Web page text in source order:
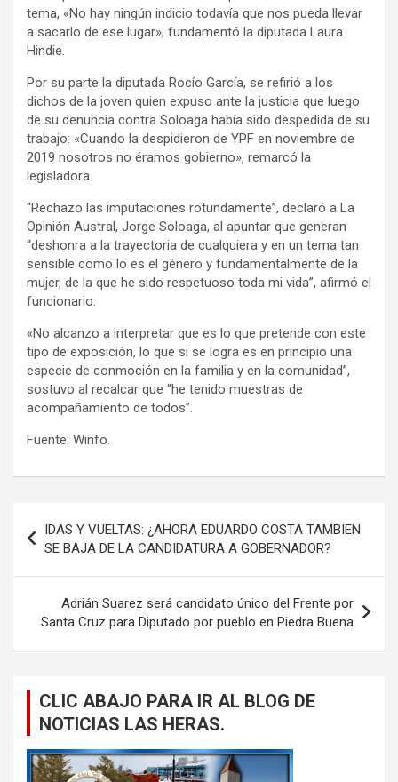
tema, «No hay ningún indicio todavía que nos pueda llevar
a sacarlo de ese lugar», fundamentó la diputada Laura
Hindie.
Por su parte la diputada Rocío García, se refirió a los
dichos de la joven quien expuso ante la justicia que luego
de su denuncia contra Soloaga había sido despedida de su
trabajo: «Cuando la despidieron de YPF en noviembre de
2019 nosotros no éramos gobierno», remarcó la
legisladora.
“Rechazo las imputaciones rotundamente”, declaró a La
Opinión Austral, Jorge Soloaga, al apuntar que generan
“deshonra a la trayectoria de cualquiera y en un tema tan
sensible como lo es el género y fundamentalmente de la
mujer, de la que he sido respetuoso toda mi vida”, afirmó el
funcionario.
«No alcanzo a interpretar que es lo que pretende con este
tipo de exposición, lo que si se logra es en principio una
especie de conmoción en la familia y en la comunidad”,
sostuvo al recalcar que “he tenido muestras de
acompañamiento de todos”.
Fuente: Winfo.
de
entradas
IDAS Y VUELTAS: ¿AHORA EDUARDO COSTA TAMBIEN
SE BAJA DE LA CANDIDATURA A GOBERNADOR?
Adrián Suarez será candidato único del Frente por
Santa Cruz para Diputado por pueblo en Piedra Buena
CLIC ABAJO PARA IR AL BLOG DE
NOTICIAS LAS HERAS.